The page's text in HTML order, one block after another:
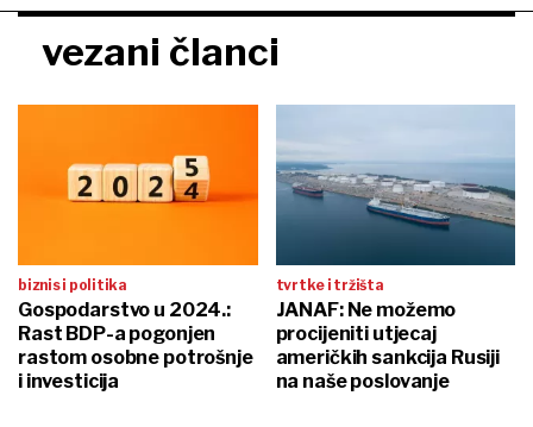
vezani članci
biznis i politika
Gospodarstvo u 2024.:
Rast BDP-a pogonjen
rastom osobne potrošnje
i investicija
tvrtke i tržišta
JANAF: Ne možemo
procijeniti utjecaj
američkih sankcija Rusiji
na naše poslovanje